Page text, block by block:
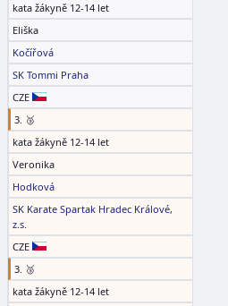
kata žákyně 12-14 let
Eliška
Kočířová
SK Tommi Praha
CZE
3. 🥉
kata žákyně 12-14 let
Veronika
Hodková
SK Karate Spartak Hradec Králové,
z.s.
CZE
3. 🥉
kata žákyně 12-14 let